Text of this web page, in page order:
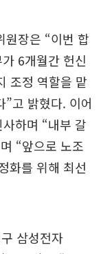
원장은 “이번 합
6개월간 헌신
조정 역할을 맡
고 밝혔다. 이어
하며 “내부 갈
“앞으로 노조
화를 위해 최선
삼성전자